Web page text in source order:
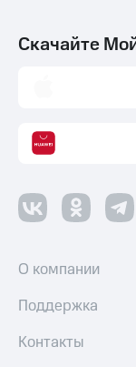
Скачайте
О компании
Поддержка
Контакты